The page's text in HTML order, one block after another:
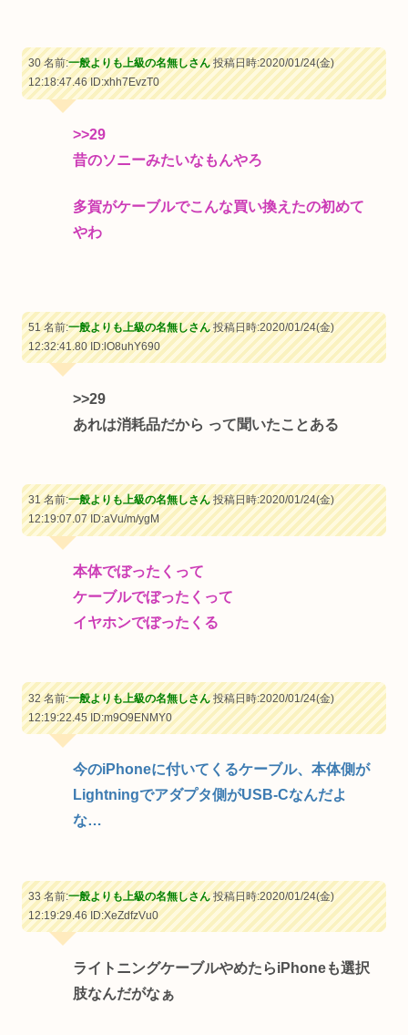
30 名前:一般よりも上級の名無しさん投稿日時:2020/01/24(金)
12:18:47.46ID:xhh7EvzT0
>>29
昔のソニーみたいなもんやろ
多賀がケーブルでこんな買い換えたの初めて
やわ
51 名前:一般よりも上級の名無しさん投稿日時:2020/01/24(金)
12:32:41.80ID:lO8uhY690
>>29
あれは消耗品だから って聞いたことある
31 名前:一般よりも上級の名無しさん投稿日時:2020/01/24(金)
12:19:07.07ID:aVu/m/ygM
本体でぼったくって
ケーブルでぼったくって
イヤホンでぼったくる
32 名前:一般よりも上級の名無しさん投稿日時:2020/01/24(金)
12:19:22.45ID:m9O9ENMY0
今のiPhoneに付いてくるケーブル、本体側が
Lightningでアダプタ側がUSB-Cなんだよ
な…
33 名前:一般よりも上級の名無しさん投稿日時:2020/01/24(金)
12:19:29.46ID:XeZdfzVu0
ライトニングケーブルやめたらiPhoneも選択
肢なんだがなぁ